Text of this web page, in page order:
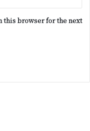
this browser for the next